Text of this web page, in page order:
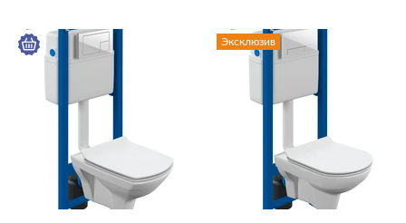
PARVA
ОСОБЕННОСТИ СИДЕНЬЯ
ЦВЕТ
Эксклюзив